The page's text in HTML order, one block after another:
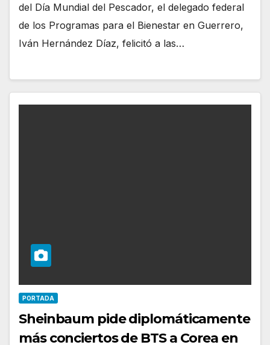
del Día Mundial del Pescador, el delegado federal
de los Programas para el Bienestar en Guerrero,
Iván Hernández Díaz, felicitó a las…
PORTADA
Sheinbaum pide diplomáticamente
más conciertos de BTS a Corea en